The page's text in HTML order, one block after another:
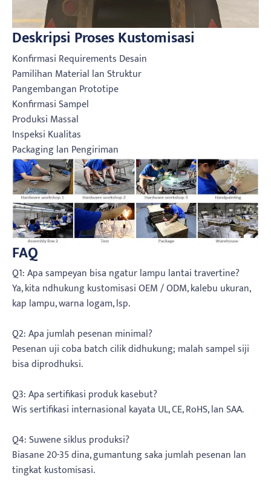
Deskripsi Proses Kustomisasi
Konfirmasi Requirements Desain
Pamilihan Material lan Struktur
Pangembangan Prototipe
Konfirmasi Sampel
Produksi Massal
Inspeksi Kualitas
Packaging lan Pengiriman
FAQ
Q1: Apa sampeyan bisa ngatur lampu lantai travertine?
Ya, kita ndhukung kustomisasi OEM / ODM, kalebu ukuran,
kap lampu, warna logam, lsp.
Q2: Apa jumlah pesenan minimal?
Pesenan uji coba batch cilik didhukung; malah sampel siji
bisa diprodhuksi.
Q3: Apa sertifikasi produk kasebut?
Wis sertifikasi internasional kayata UL, CE, RoHS, lan SAA.
Q4: Suwene siklus produksi?
Biasane 20-35 dina, gumantung saka jumlah pesenan lan
tingkat kustomisasi.